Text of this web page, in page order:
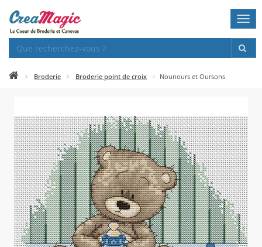
Broderie Broderie point de croix Nounours et Oursons